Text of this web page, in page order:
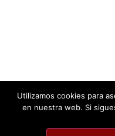
Utilizamos cookies para
en nuestra web. Si